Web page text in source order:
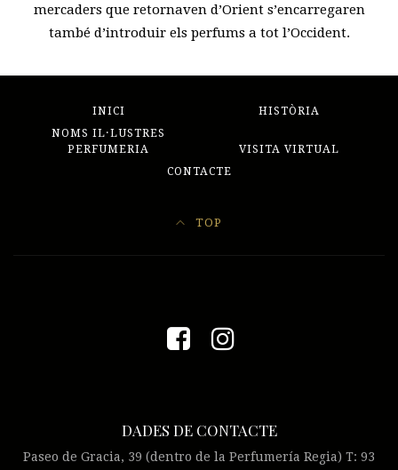
mercaders que retornaven d’Orient s’encarregaren
també d’introduir els perfums a tot l’Occident.
INICI
HISTÒRIA
NOMS IL·LUSTRES
PERFUMERIA
VISITA VIRTUAL
CONTACTE
TOP
DADES DE CONTACTE
Paseo de Gracia, 39 (dentro de la Perfumería Regia) T: 93